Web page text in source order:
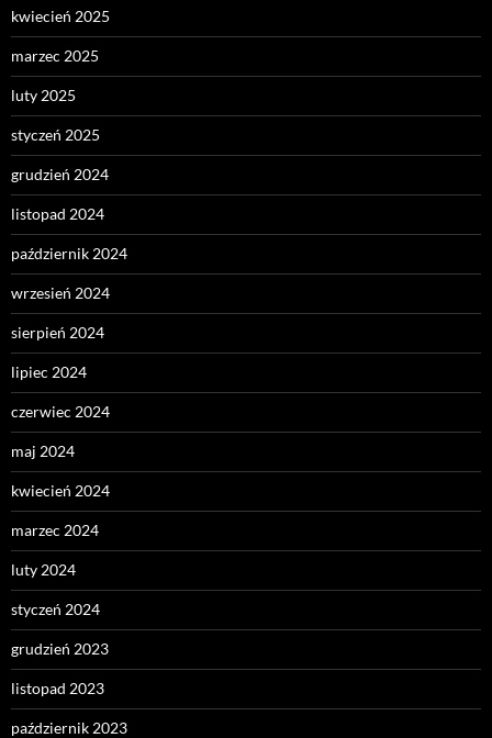
kwiecień 2025
marzec 2025
luty 2025
styczeń 2025
grudzień 2024
listopad 2024
październik 2024
wrzesień 2024
sierpień 2024
lipiec 2024
czerwiec 2024
maj 2024
kwiecień 2024
marzec 2024
luty 2024
styczeń 2024
grudzień 2023
listopad 2023
październik 2023